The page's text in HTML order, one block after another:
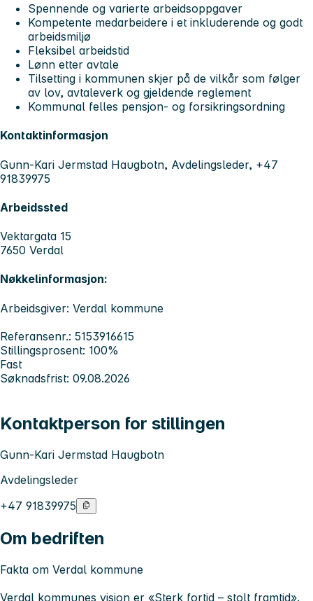
Spennende og varierte arbeidsoppgaver
Kompetente medarbeidere i et inkluderende og godt
arbeidsmiljø
Fleksibel arbeidstid
Lønn etter avtale
Tilsetting i kommunen skjer på de vilkår som følger
av lov, avtaleverk og gjeldende reglement
Kommunal felles pensjon- og forsikringsordning
Kontaktinformasjon
Gunn-Kari Jermstad Haugbotn, Avdelingsleder, +47
91839975
Arbeidssted
Vektargata 15
7650 Verdal
Nøkkelinformasjon:
Arbeidsgiver: Verdal kommune
Referansenr.: 5153916615
Stillingsprosent: 100%
Fast
Søknadsfrist: 09.08.2026
Kontaktperson for stillingen
Gunn-Kari Jermstad Haugbotn
Avdelingsleder
+47 91839975
Om bedriften
Fakta om Verdal kommune
Verdal kommunes visjon er «Sterk fortid – stolt framtid».